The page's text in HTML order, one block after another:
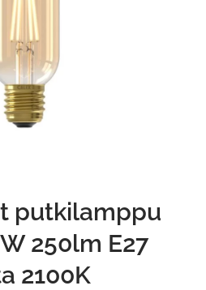
putkilamppu
250lm E27
2100K